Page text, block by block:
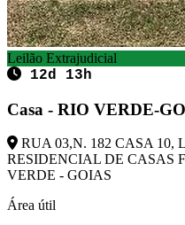
Leilão Extrajudicial
12d 13h
Casa - RIO VERDE-GO
RUA 03,N. 182 CASA 10,
RESIDENCIAL DE CASAS
VERDE - GOIAS
Área útil